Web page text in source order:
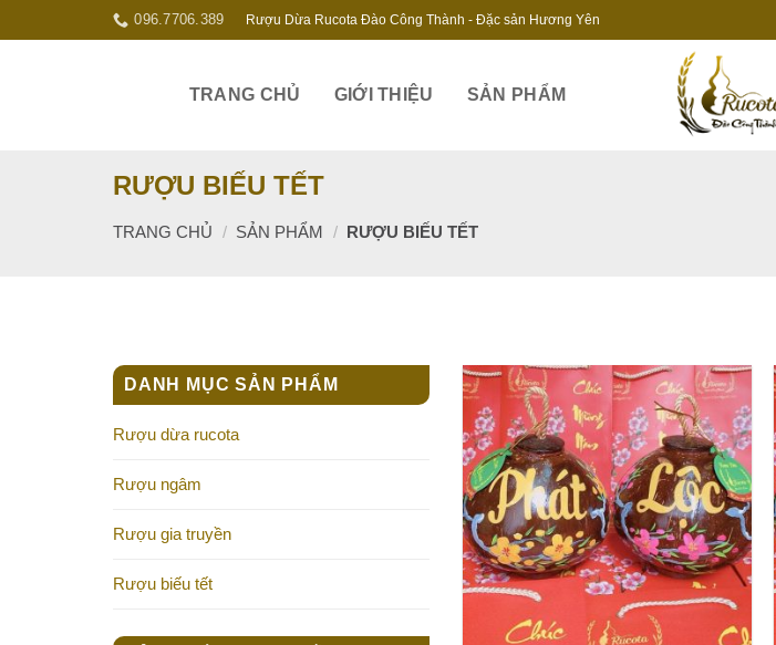
to
096.7706.389 Rượu Dừa Rucota Đào Công Thành - Đặc sản Hương Yên
TRANG CHỦ GIỚI THIỆU SẢN PHẨM
RƯỢU BIẾU TẾT
TRANG CHỦ / SẢN PHẨM / RƯỢU BIẾU TẾT
DANH MỤC SẢN PHẨM
Rượu dừa rucota
Rượu ngâm
Rượu gia truyền
Rượu biếu tết